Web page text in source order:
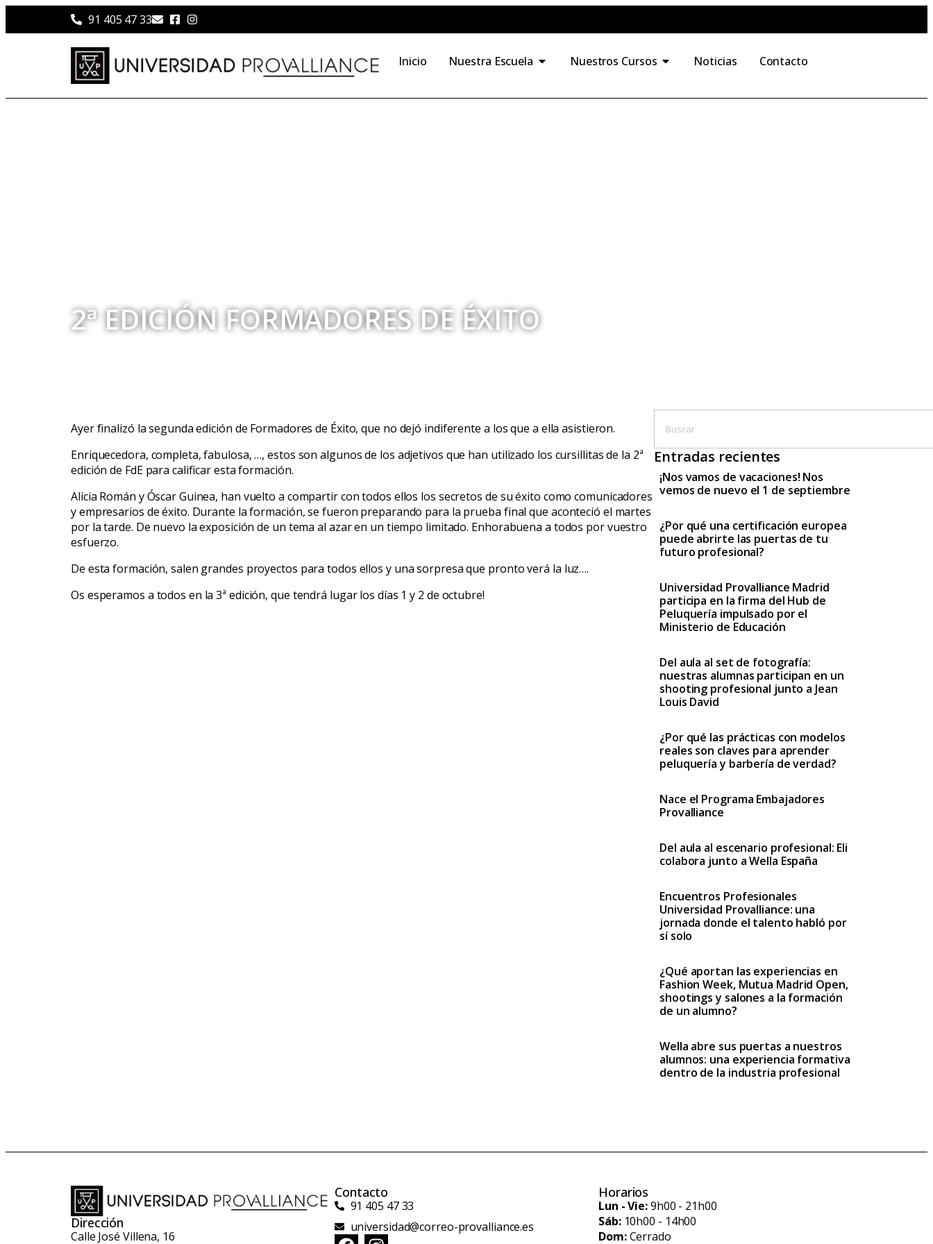
91 405 47 33
Inicio Nuestra Escuela Nuestros Cursos Noticias Contacto
2ª EDICIÓN FORMADORES DE ÉXITO
Ayer finalizó la segunda edición de Formadores de Éxito, que no dejó indiferente a los que a ella asistieron.
Enriquecedora, completa, fabulosa, …, estos son algunos de los adjetivos que han utilizado los cursillitas de la 2ª
edición de FdE para calificar esta formación.
Alicia Román y Óscar Guinea, han vuelto a compartir con todos ellos los secretos de su éxito como comunicadores
y empresarios de éxito. Durante la formación, se fueron preparando para la prueba final que aconteció el martes
por la tarde. De nuevo la exposición de un tema al azar en un tiempo limitado. Enhorabuena a todos por vuestro
esfuerzo.
De esta formación, salen grandes proyectos para todos ellos y una sorpresa que pronto verá la luz….
Os esperamos a todos en la 3ª edición, que tendrá lugar los días 1 y 2 de octubre!
Entradas recientes
¡Nos vamos de vacaciones! Nos
vemos de nuevo el 1 de septiembre
¿Por qué una certificación europea
puede abrirte las puertas de tu
futuro profesional?
Universidad Provalliance Madrid
participa en la firma del Hub de
Peluquería impulsado por el
Ministerio de Educación
Del aula al set de fotografía:
nuestras alumnas participan en un
shooting profesional junto a Jean
Louis David
¿Por qué las prácticas con modelos
reales son claves para aprender
peluquería y barbería de verdad?
Nace el Programa Embajadores
Provalliance
Del aula al escenario profesional: Eli
colabora junto a Wella España
Encuentros Profesionales
Universidad Provalliance: una
jornada donde el talento habló por
sí solo
¿Qué aportan las experiencias en
Fashion Week, Mutua Madrid Open,
shootings y salones a la formación
de un alumno?
Wella abre sus puertas a nuestros
alumnos: una experiencia formativa
dentro de la industria profesional
Dirección
Calle José Villena, 16
Contacto
91 405 47 33
universidad@correo-provalliance.es
Horarios
Lun - Vie:9h00 - 21h00
Sáb:10h00 - 14h00
Dom:Cerrado